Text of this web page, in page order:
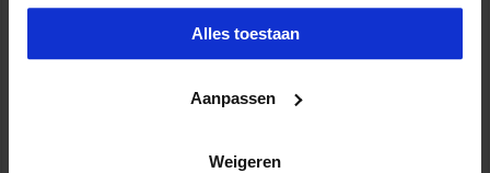
Alles toestaan
Aanpassen
Weigeren